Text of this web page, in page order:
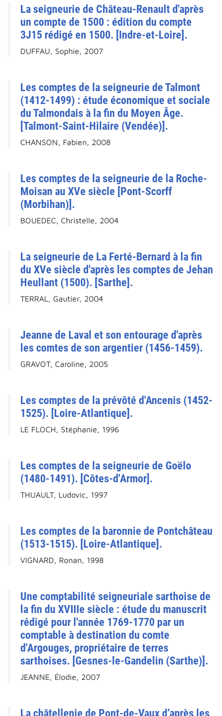
La seigneurie de Château-Renault d'après
un compte de 1500 : édition du compte
3J15 rédigé en 1500. [Indre-et-Loire].
DUFFAU, Sophie, 2007
Les comptes de la seigneurie de Talmont
(1412-1499) : étude économique et sociale
du Talmondais à la fin du Moyen Âge.
[Talmont-Saint-Hilaire (Vendée)].
CHANSON, Fabien, 2008
Les comptes de la seigneurie de la Roche-
Moisan au XVe siècle [Pont-Scorff
(Morbihan)].
BOUEDEC, Christelle, 2004
La seigneurie de La Ferté-Bernard à la fin
du XVe siècle d'après les comptes de Jehan
Heullant (1500). [Sarthe].
TERRAL, Gautier, 2004
Jeanne de Laval et son entourage d'après
les comtes de son argentier (1456-1459).
GRAVOT, Caroline, 2005
Les comptes de la prévôté d'Ancenis (1452-
1525). [Loire-Atlantique].
LE FLOCH, Stéphanie, 1996
Les comptes de la seigneurie de Goëlo
(1480-1491). [Côtes-d'Armor].
THUAULT, Ludovic, 1997
Les comptes de la baronnie de Pontchâteau
(1513-1515). [Loire-Atlantique].
VIGNARD, Ronan, 1998
Une comptabilité seigneuriale sarthoise de
la fin du XVIIIe siècle : étude du manuscrit
rédigé pour l'année 1769-1770 par un
comptable à destination du comte
d'Argouges, propriétaire de terres
sarthoises. [Gesnes-le-Gandelin (Sarthe)].
JEANNE, Élodie, 2007
La châtellenie de Pont-de-Vaux d’après les